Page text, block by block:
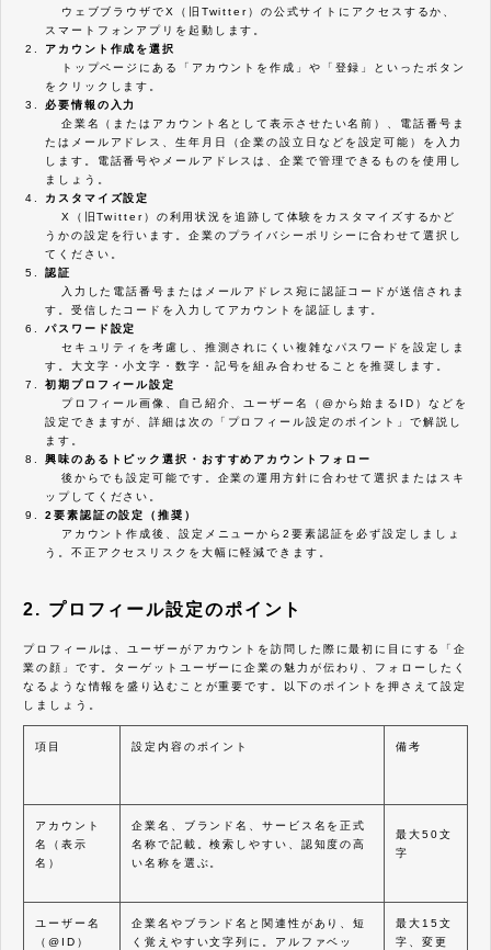
ウェブブラウザでX（旧Twitter）の公式サイトにアクセスするか、
スマートフォンアプリを起動します。
アカウント作成を選択
トップページにある「アカウントを作成」や「登録」といったボタン
をクリックします。
必要情報の入力
企業名（またはアカウント名として表示させたい名前）、電話番号ま
たはメールアドレス、生年月日（企業の設立日などを設定可能）を入力
します。電話番号やメールアドレスは、企業で管理できるものを使用し
ましょう。
カスタマイズ設定
X（旧Twitter）の利用状況を追跡して体験をカスタマイズするかど
うかの設定を行います。企業のプライバシーポリシーに合わせて選択し
てください。
認証
入力した電話番号またはメールアドレス宛に認証コードが送信されま
す。受信したコードを入力してアカウントを認証します。
パスワード設定
セキュリティを考慮し、推測されにくい複雑なパスワードを設定しま
す。大文字・小文字・数字・記号を組み合わせることを推奨します。
初期プロフィール設定
プロフィール画像、自己紹介、ユーザー名（@から始まるID）などを
設定できますが、詳細は次の「プロフィール設定のポイント」で解説し
ます。
興味のあるトピック選択・おすすめアカウントフォロー
後からでも設定可能です。企業の運用方針に合わせて選択またはスキ
ップしてください。
2要素認証の設定（推奨）
アカウント作成後、設定メニューから2要素認証を必ず設定しましょ
う。不正アクセスリスクを大幅に軽減できます。
2. プロフィール設定のポイント
プロフィールは、ユーザーがアカウントを訪問した際に最初に目にする「企
業の顔」です。ターゲットユーザーに企業の魅力が伝わり、フォローしたく
なるような情報を盛り込むことが重要です。以下のポイントを押さえて設定
しましょう。
項目 設定内容のポイント 備考
アカウント
名（表示
名）
企業名、ブランド名、サービス名を正式
名称で記載。検索しやすい、認知度の高
い名称を選ぶ。
最大50文
字
ユーザー名
（@ID）
企業名やブランド名と関連性があり、短
く覚えやすい文字列に。アルファベッ
最大15文
字、変更